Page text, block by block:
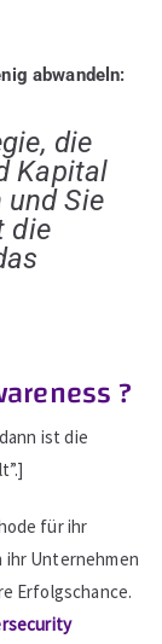
abwandeln:
die
Kapital
und Sie
die
?
ist die
für ihr
ihr Unternehmen
Erfolgschance.